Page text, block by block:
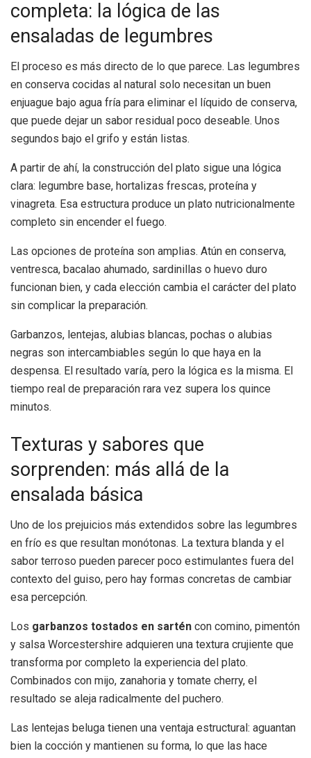
completa: la lógica de las
ensaladas de legumbres
El proceso es más directo de lo que parece. Las legumbres
en conserva cocidas al natural solo necesitan un buen
enjuague bajo agua fría para eliminar el líquido de conserva,
que puede dejar un sabor residual poco deseable. Unos
segundos bajo el grifo y están listas.
A partir de ahí, la construcción del plato sigue una lógica
clara: legumbre base, hortalizas frescas, proteína y
vinagreta. Esa estructura produce un plato nutricionalmente
completo sin encender el fuego.
Las opciones de proteína son amplias. Atún en conserva,
ventresca, bacalao ahumado, sardinillas o huevo duro
funcionan bien, y cada elección cambia el carácter del plato
sin complicar la preparación.
Garbanzos, lentejas, alubias blancas, pochas o alubias
negras son intercambiables según lo que haya en la
despensa. El resultado varía, pero la lógica es la misma. El
tiempo real de preparación rara vez supera los quince
minutos.
Texturas y sabores que
sorprenden: más allá de la
ensalada básica
Uno de los prejuicios más extendidos sobre las legumbres
en frío es que resultan monótonas. La textura blanda y el
sabor terroso pueden parecer poco estimulantes fuera del
contexto del guiso, pero hay formas concretas de cambiar
esa percepción.
Los garbanzos tostados en sartén con comino, pimentón
y salsa Worcestershire adquieren una textura crujiente que
transforma por completo la experiencia del plato.
Combinados con mijo, zanahoria y tomate cherry, el
resultado se aleja radicalmente del puchero.
Las lentejas beluga tienen una ventaja estructural: aguantan
bien la cocción y mantienen su forma, lo que las hace